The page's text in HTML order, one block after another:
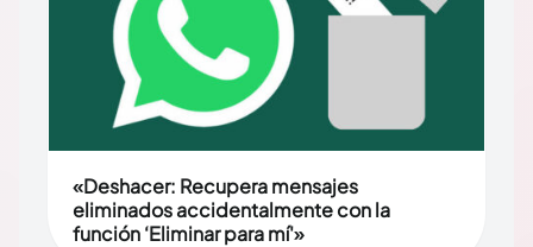
«Deshacer: Recupera mensajes
eliminados accidentalmente con la
función ‘Eliminar para mí'»